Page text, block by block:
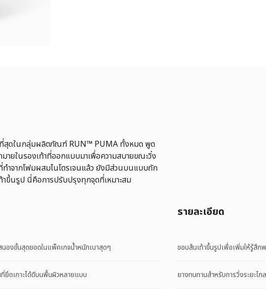
สุดในกลุ่มผลิตภัณฑ์ RUN™ PUMA ทั้งหมด พูด
ายในรองเท้าที่ออกแบบมาเพื่อความสบายขณะวิ่ง
าจากโฟมผสมไนโตรเจนแล้ว ยังมีส่วนบนแบบถัก
ขึ้นรูป นี่คือการปรับปรุงทุกจุดที่เหมาะสม
องขั้นสุดยอดในแพ็คเกจน้ำหนักเบาสุดๆ
ยึดเกาะได้ดีบนพื้นผิวหลายแบบ
รายละเอียด
ขอบส้นเท้าขึ้นรูปเพื่อเพิ่มให้รู้สึก
ยางทนทานสําหรับการวิ่งระยะไกล